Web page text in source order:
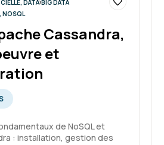
Formation : SQL : Les
Formation très
exercices. Excellent
DATA BIG DATA
NOSQL
Cassandra,
et
de NoSQL et
: installation, gestion des